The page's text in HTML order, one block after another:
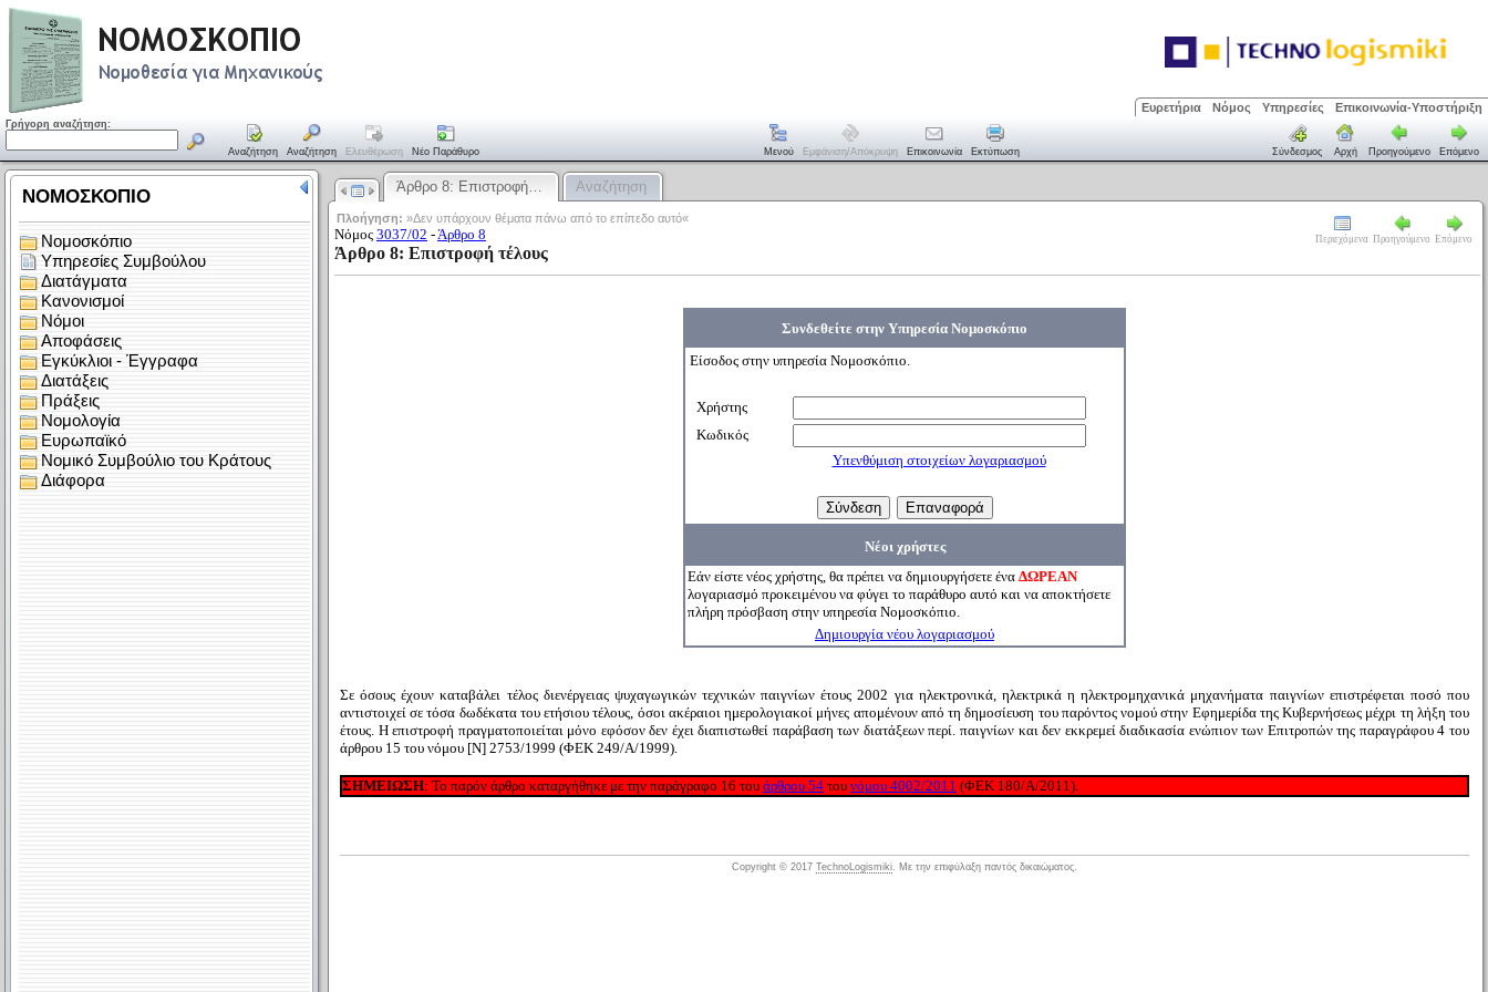
Ευρετήρια Νόμος Υπηρεσίες Επικοινωνία-Υποστήριξη
Γρήγορη αναζήτηση:
Αναζήτηση Αναζήτηση Ελευθέρωση Νέο Παράθυρο Μενού Εμφάνιση/απόκρυψη Επικοινωνία Εκτύπωση Σύνδεσμος Αρχή Προηγούμενο Επόμενο
Άρθρο 8: Επιστροφή… Αναζήτηση